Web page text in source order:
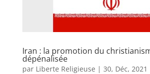
Iran : la promotion du
dépénalisée
par Liberte Religieuse | 30, Déc, 2021